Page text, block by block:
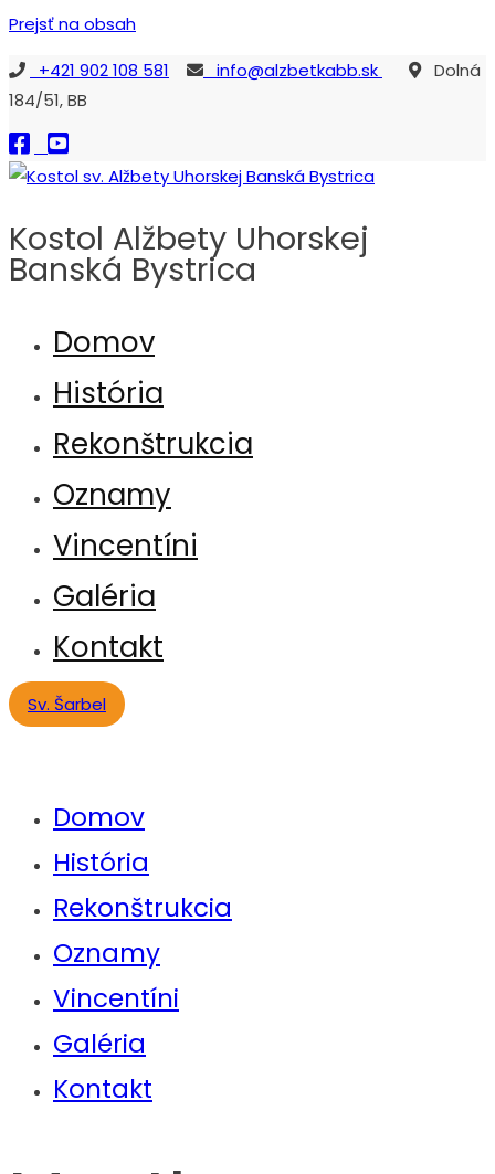
Prejsť na obsah
+421 902 108 581
info@alzbetkabb.sk
Dolná
184/51, BB
Kostol sv. Alžbety Uhorskej Banská Bystrica
Kostol Alžbety Uhorskej
Banská Bystrica
Domov
História
Rekonštrukcia
Oznamy
Vincentíni
Galéria
Kontakt
Sv. Šarbel
Domov
História
Rekonštrukcia
Oznamy
Vincentíni
Galéria
Kontakt